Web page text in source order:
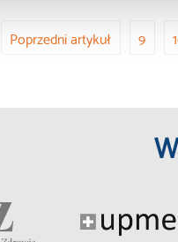
Poprzedni artykuł 9